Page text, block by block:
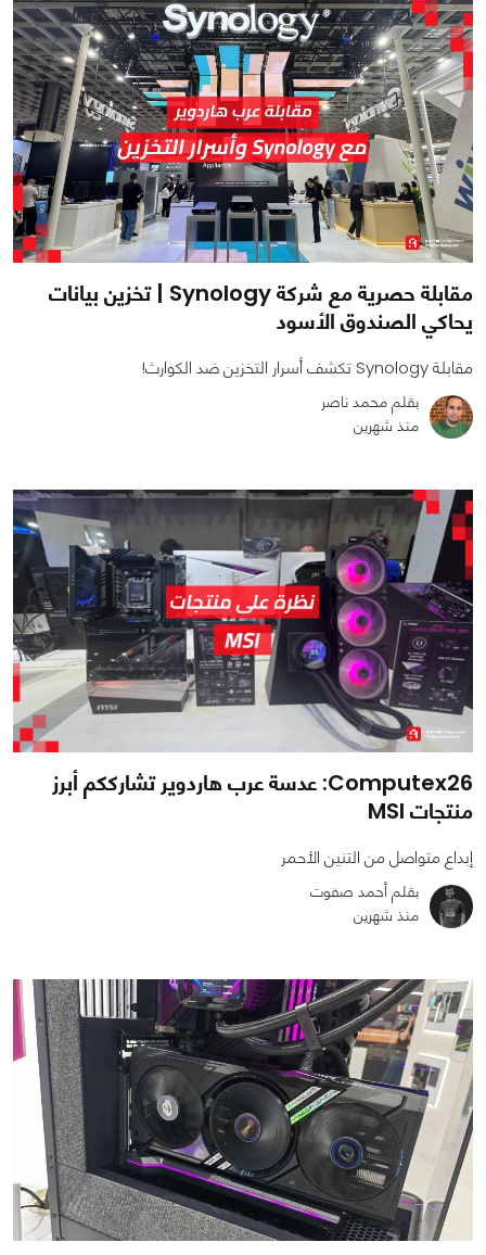
1611
0
0
1166
0
0
مقابلة حصرية مع شركة Synology | تخزين بيانات
يحاكي الصندوق الأسود
مقابلة Synology تكشف أسرار التخزين ضد الكوارث!
بقلم محمد ناصر
منذ شهرين
1489
0
0
Computex26: عدسة عرب هاردوير تشارككم أبرز
منتجات MSI
إبداع متواصل من التنين الأحمر
بقلم أحمد صفوت
منذ شهرين